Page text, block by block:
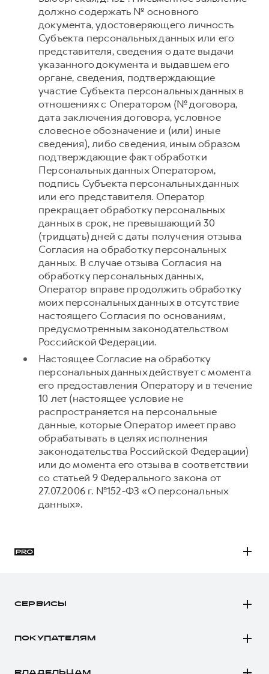
должно содержать № основного
документа, удостоверяющего личность
Субъекта персональных данных или его
представителя, сведения о дате выдачи
указанного документа и выдавшем его
органе, сведения, подтверждающие
участие Субъекта персональных данных в
отношениях с Оператором (№ договора,
дата заключения договора, условное
словесное обозначение и (или) иные
сведения), либо сведения, иным образом
подтверждающие факт обработки
Персональных данных Оператором,
подпись Субъекта персональных данных
или его представителя. Оператор
прекращает обработку персональных
данных в срок, не превышающий 30
(тридцать) дней с даты получения отзыва
Согласия на обработку персональных
данных. В случае отзыва Согласия на
обработку персональных данных,
Оператор вправе продолжить обработку
моих персональных данных в отсутствие
настоящего Согласия по основаниям,
предусмотренным законодательством
Российской Федерации.
Настоящее Согласие на обработку
персональных данных действует с момента
его предоставления Оператору и в течение
10 лет (настоящее условие не
распространяется на персональные
данные, которые Оператор имеет право
обрабатывать в целях исполнения
законодательства Российской Федерации)
или до момента его отзыва в соответствии
со статьей 9 Федерального закона от
27.07.2006 г. №152-ФЗ «О персональных
данных».
СЕРВИСЫ
ПОКУПАТЕЛЯМ
ВЛАДЕЛЬЦАМ